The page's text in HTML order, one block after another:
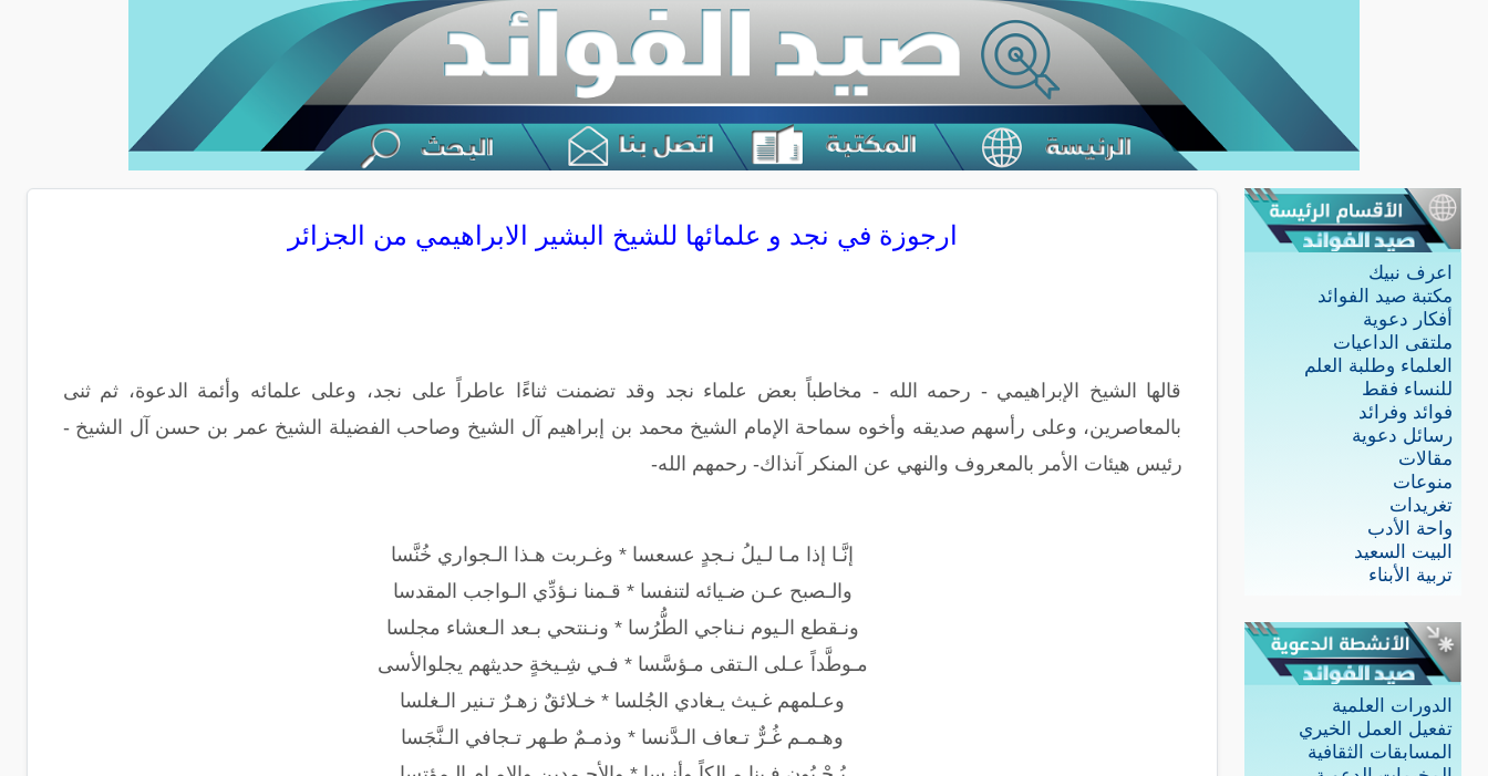
اعرف نبيك
مكتبة صيد الفوائد
أفكار دعوية
ملتقى الداعيات
العلماء وطلبة العلم
للنساء فقط
فوائد وفرائد
رسائل دعوية
مقالات
منوعات
تغريدات
واحة الأدب
البيت السعيد
تربية الأبناء
الدورات العلمية
تفعيل العمل الخيري
المسابقات الثقافية
ارجوزة في نجد و علمائها للشيخ البشير الابراهيمي من الجزائر
قالها الشيخ الإبراهيمي - رحمه الله - مخاطباً بعض علماء نجد وقد تضمنت ثناءًا عاطراً على نجد، وعلى علمائه وأئمة الدعوة، ثم ثنى
بالمعاصرين، وعلى رأسهم صديقه وأخوه سماحة الإمام الشيخ محمد بن إبراهيم آل الشيخ وصاحب الفضيلة الشيخ عمر بن حسن آل الشيخ -
رئيس هيئات الأمر بالمعروف والنهي عن المنكر آنذاك- رحمهم الله-
إنَّـا إذا مـا لـيلُ نـجدٍ عسعسا * وغـربت هـذا الـجواري خُنَّسا
والـصبح عـن ضـيائه لتنفسا * قـمنا نـؤدِّي الـواجب المقدسا
ونـقطع الـيوم نـناجي الطُّرُسا * ونـنتحي بـعد الـعشاء مجلسا
مـوطَّداً عـلى الـتقى مـؤسَّسا * فـي شِـيخةٍ حديثهم يجلوالأسى
وعـلمهم غـيث يـغادي الجُلسا * خـلائقٌ زهـرٌ تـنير الـغلسا
وهـمـم غُـرٌّ تـعاف الـدَّنسا * وذمـمٌ طـهر تـجافي الـنَّجَسا